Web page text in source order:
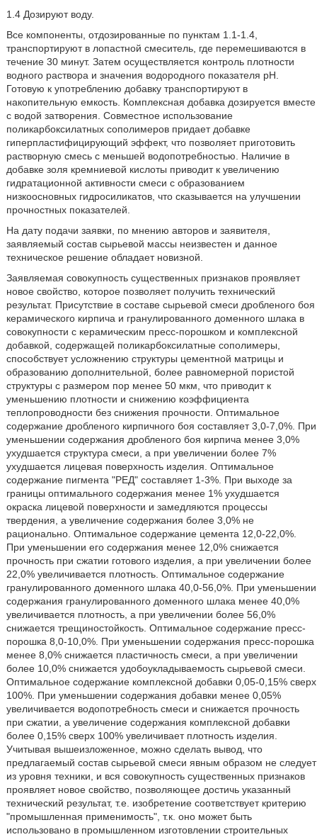
1.4 Дозируют воду.
Все компоненты, отдозированные по пунктам 1.1-1.4,
транспортируют в лопастной смеситель, где перемешиваются в
течение 30 минут. Затем осуществляется контроль плотности
водного раствора и значения водородного показателя рН.
Готовую к употреблению добавку транспортируют в
накопительную емкость. Комплексная добавка дозируется вместе
с водой затворения. Совместное использование
поликарбоксилатных сополимеров придает добавке
гиперпластифицирующий эффект, что позволяет приготовить
растворную смесь с меньшей водопотребностью. Наличие в
добавке золя кремниевой кислоты приводит к увеличению
гидратационной активности смеси с образованием
низкоосновных гидросиликатов, что сказывается на улучшении
прочностных показателей.
На дату подачи заявки, по мнению авторов и заявителя,
заявляемый состав сырьевой массы неизвестен и данное
техническое решение обладает новизной.
Заявляемая совокупность существенных признаков проявляет
новое свойство, которое позволяет получить технический
результат. Присутствие в составе сырьевой смеси дробленого боя
керамического кирпича и гранулированного доменного шлака в
совокупности с керамическим пресс-порошком и комплексной
добавкой, содержащей поликарбоксилатные сополимеры,
способствует усложнению структуры цементной матрицы и
образованию дополнительной, более равномерной пористой
структуры с размером пор менее 50 мкм, что приводит к
уменьшению плотности и снижению коэффициента
теплопроводности без снижения прочности. Оптимальное
содержание дробленого кирпичного боя составляет 3,0-7,0%. При
уменьшении содержания дробленого боя кирпича менее 3,0%
ухудшается структура смеси, а при увеличении более 7%
ухудшается лицевая поверхность изделия. Оптимальное
содержание пигмента "РЕД" составляет 1-3%. При выходе за
границы оптимального содержания менее 1% ухудшается
окраска лицевой поверхности и замедляются процессы
твердения, а увеличение содержания более 3,0% не
рационально. Оптимальное содержание цемента 12,0-22,0%.
При уменьшении его содержания менее 12,0% снижается
прочность при сжатии готового изделия, а при увеличении более
22,0% увеличивается плотность. Оптимальное содержание
гранулированного доменного шлака 40,0-56,0%. При уменьшении
содержания гранулированного доменного шлака менее 40,0%
увеличивается плотность, а при увеличении более 56,0%
снижается трещиностойкость. Оптимальное содержание пресс-
порошка 8,0-10,0%. При уменьшении содержания пресс-порошка
менее 8,0% снижается пластичность смеси, а при увеличении
более 10,0% снижается удобоукладываемость сырьевой смеси.
Оптимальное содержание комплексной добавки 0,05-0,15% сверх
100%. При уменьшении содержания добавки менее 0,05%
увеличивается водопотребность смеси и снижается прочность
при сжатии, а увеличение содержания комплексной добавки
более 0,15% сверх 100% увеличивает плотность изделия.
Учитывая вышеизложенное, можно сделать вывод, что
предлагаемый состав сырьевой смеси явным образом не следует
из уровня техники, и вся совокупность существенных признаков
проявляет новое свойство, позволяющее достичь указанный
технический результат, т.е. изобретение соответствует критерию
"промышленная применимость", т.к. оно может быть
использовано в промышленном изготовлении строительных